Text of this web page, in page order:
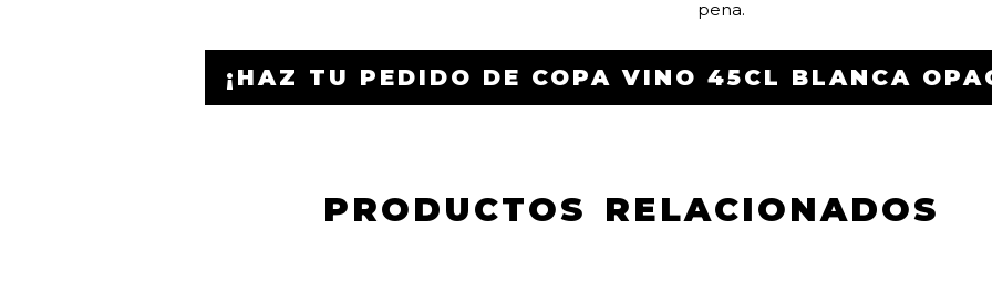
pena.
¡HAZ TU PEDIDO DE COPA VINO 45CL BLANCA
PRODUCTOS RELACIONADOS